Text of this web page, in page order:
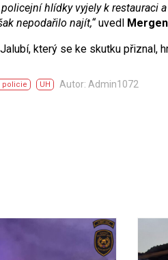
hlídky vyjely k restauraci
nepodařilo najít,“uvedl
který se ke skutku přiznal,
policie UH Autor: Admin1072